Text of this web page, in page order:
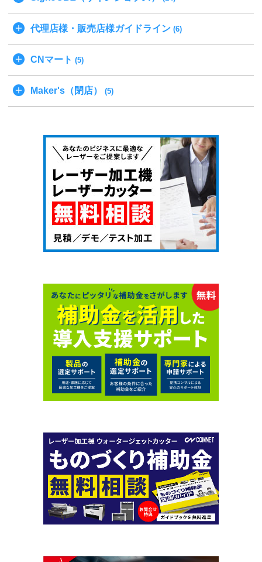
代理店様・販売店様ガイドライン (6)
CNマート (5)
Maker's（閉店） (5)